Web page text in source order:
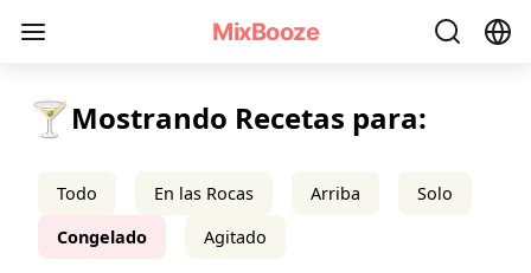
MixBooze
🍸Mostrando Recetas para:
Todo En las Rocas Arriba
Solo
Congelado
Agitado